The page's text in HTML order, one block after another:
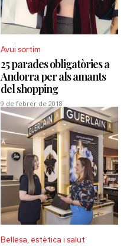
Avui sortim
25 parades obligatòries a
Andorra per als amants
del shopping
9 de febrer de 2018
Bellesa, estètica i salut